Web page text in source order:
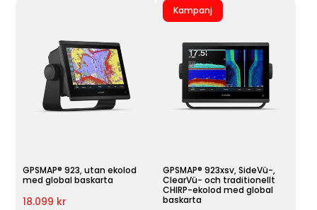
GPSMAP® 923, utan ekolod
med global baskarta
18.099 kr
Kampanj
GPSMAP® 923xsv, SideVü-,
ClearVü- och traditionellt
CHIRP-ekolod med global
baskarta